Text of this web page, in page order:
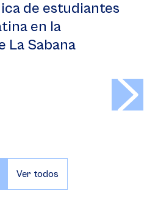
de estudiantes
en la
La Sabana
Ver todos